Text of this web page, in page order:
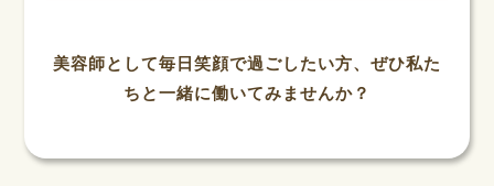
美容師として毎日笑顔で過ごしたい方、ぜひ私た
ちと一緒に働いてみませんか？